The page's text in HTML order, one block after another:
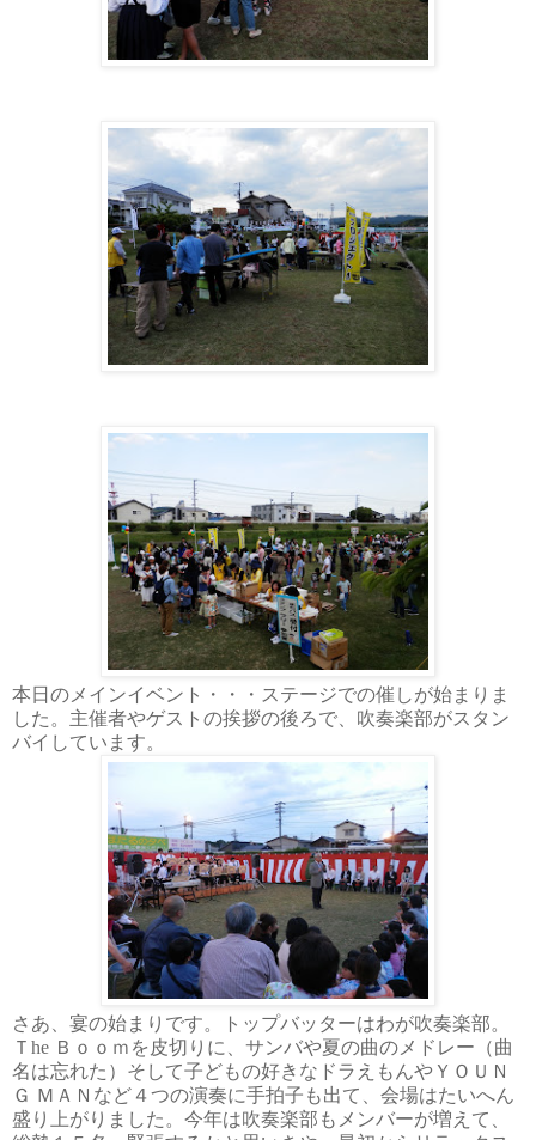
本日のメインイベント・・・ステージでの催しが始まりま
した。主催者やゲストの挨拶の後ろで、吹奏楽部がスタン
バイしています。
さあ、宴の始まりです。トップバッターはわが吹奏楽部。
Ｔhe Ｂｏｏｍ を皮切りに、サンバや夏の曲のメドレー（曲
名は忘れた）そして子どもの好きなドラえもんやＹＯＵＮ
Ｇ ＭＡ Ｎ など４つの演奏に手拍子も出て、会場はたいへん
盛り上がりました。今年は吹奏楽部もメンバーが増えて、